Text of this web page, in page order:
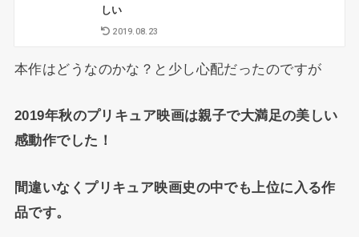
しい
2019.08.23
本作はどうなのかな？と少し心配だったのですが
2019年秋のプリキュア映画は親子で大満足の美しい
感動作でした！
間違いなくプリキュア映画史の中でも上位に入る作
品です。